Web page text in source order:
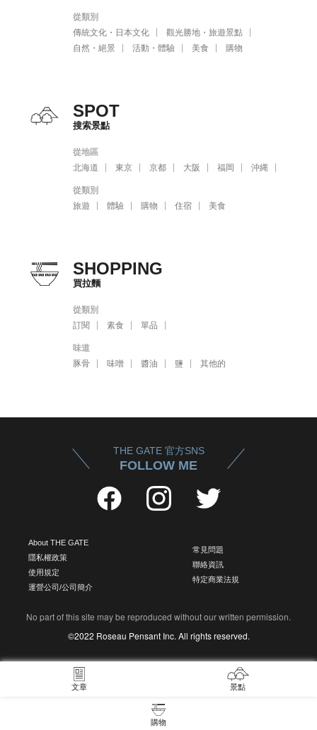
從類別
傳統文化・日本文化
觀光勝地・旅遊景點
自然・絕景
活動・體驗 美食 購物
SPOT
搜索景點
從地區
北海道
東京 京都 大阪 福岡 沖縄
從類別
旅遊
體驗 購物 住宿 美食
SHOPPING
買拉麵
從類別
訂閱
素食 單品
味道
豚骨
味噌 醬油 鹽 其他的
THE GATE 官方SNS
FOLLOW ME
About THE GATE
隱私權政策
使用規定
運營公司/公司簡介
常見問題
聯絡資訊
特定商業法規
No part of this site may be reproduced without our written permission.
©2022 Roseau Pensant Inc. All rights reserved.
文章 景點
購物